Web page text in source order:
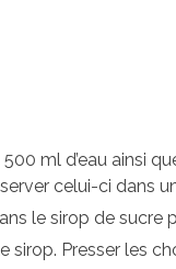
ml d’eau ainsi
celui-ci dans
le sirop de sucre
Presser les